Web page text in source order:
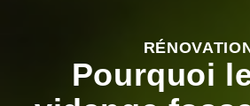
Pourquoi